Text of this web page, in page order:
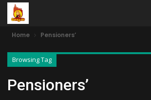
Home Pensioners’
Browsing Tag
Pensioners’